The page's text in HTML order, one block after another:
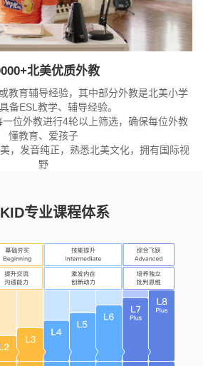
北美优质外教
教育辅导经验，其中部分外教是北美小学
备ESL教学、辅导经验。
位外教进行4轮以上筛选，确保每位外教
懂教育、爱孩子
，发音纯正，熟悉北美文化，拥有国际视
野
专业课程体系